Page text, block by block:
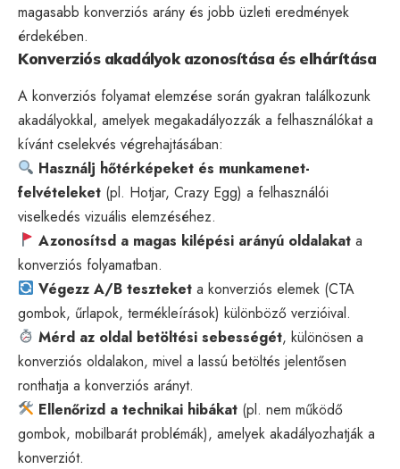
magasabb konverziós arány és jobb üzleti eredmények
érdekében.
Konverziós akadályok azonosítása és elhárítása
A konverziós folyamat elemzése során gyakran találkozunk
akadályokkal, amelyek megakadályozzák a felhasználókat a
kívánt cselekvés végrehajtásában:
Használj hőtérképeket és munkamenet-
felvételeket (pl. Hotjar, Crazy Egg) a felhasználói
viselkedés vizuális elemzéséhez.
Azonosítsd a magas kilépési arányú oldalakat a
konverziós folyamatban.
Végezz A/B teszteket a konverziós elemek (CTA
gombok, űrlapok, termékleírások) különböző verzióival.
Mérd az oldal betöltési sebességét, különösen a
konverziós oldalakon, mivel a lassú betöltés jelentősen
ronthatja a konverziós arányt.
Ellenőrizd a technikai hibákat (pl. nem működő
gombok, mobilbarát problémák), amelyek akadályozhatják a
konverziót.